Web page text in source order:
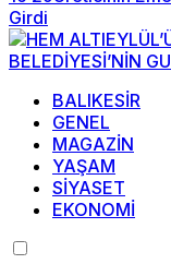
Girdi
BALIKESİR
GENEL
MAGAZİN
YAŞAM
SİYASET
EKONOMİ